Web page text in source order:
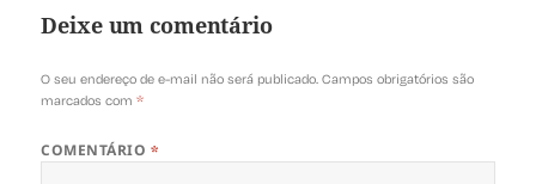
Deixe um comentário
O seu endereço de e-mail não será publicado. Campos obrigatórios são
marcados com*
COMENTÁRIO *